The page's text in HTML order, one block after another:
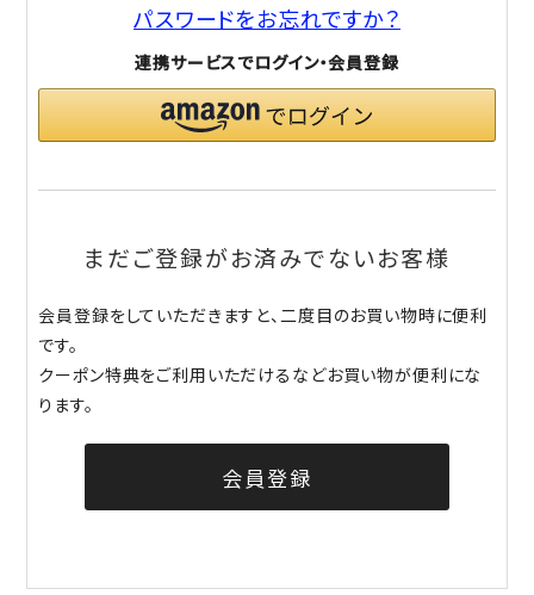
パスワードをお忘れですか？
連携サービスでログイン・会員登録
まだご登録がお済みでないお客様
会員登録をしていただきますと、二度目のお買い物時に便利
です。
クーポン特典をご利用いただけるなどお買い物が便利にな
ります。
会員登録